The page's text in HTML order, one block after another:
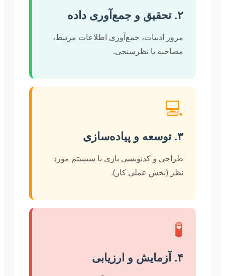
۲. تحقیق و جمع‌آوری داده
مرور ادبیات، جمع‌آوری اطلاعات مرتبط،
مصاحبه یا نظرسنجی.
💻
۳. توسعه و پیاده‌سازی
طراحی و کدنویسی بازی یا سیستم مورد
نظر (بخش عملی کار).
🧪
۴. آزمایش و ارزیابی